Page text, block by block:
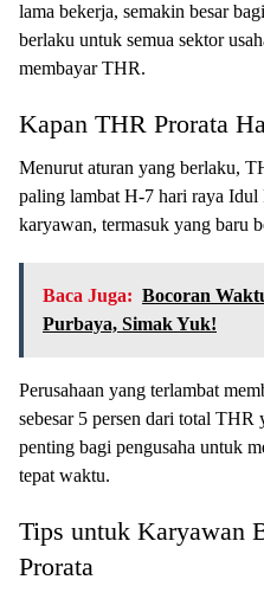
lama bekerja, semakin besar
berlaku untuk semua sektor
membayar THR.
Kapan THR Prorata
Menurut aturan yang berlaku,
paling lambat H-7 hari raya
karyawan, termasuk yang baru
Baca Juga: Bocoran
Purbaya, Simak Yuk!
Perusahaan yang terlambat
sebesar 5 persen dari total THR
penting bagi pengusaha untuk
tepat waktu.
Tips untuk Karyawan
Prorata